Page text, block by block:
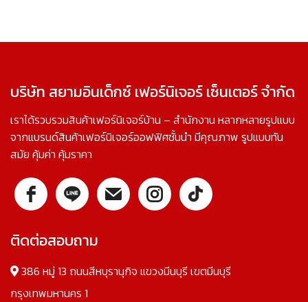
บริษัท สยามอินเด็กซ์ เฟอร์นิเจอร์ เซ็นเตอร์ จำกัด
เราได้รวบรวมสินค้าเฟอร์นิเจอร์บ้าน – สำนักงาน หลากหลายรูปแบบ
จากแบรนด์สินค้าเฟอร์นิเจอร์ออฟฟิศชั้นนำ มีคุณภาพ รูปแบบทัน
สมัย คุ้มค่า คุ้มราคา
ติดต่อสอบถาม
386 หมู่ 13 ถนนสีหบุรานุกิจ แขวงมีนบุรี เขตมีนบุรี
กรุงเทพมหานคร 1